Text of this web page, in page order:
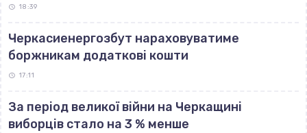
18:39
Черкасиенергозбут нараховуватиме
боржникам додаткові кошти
17:11
За період великої війни на Черкащині
виборців стало на 3 % менше